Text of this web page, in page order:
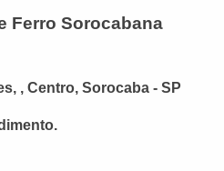
Ferro Sorocabana
, Centro, Sorocaba - SP